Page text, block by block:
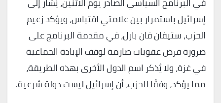
إسرائيل باستمرار بين علامتي اقتباس، ويؤكد زعيم
الحزب، ستيفان فان بارل، في مقدمة البرنامج على
ضرورة فرض عقوبات صارمة لوقف الإبادة الجماعية
في غزة، ولا يُذكر اسم الدول الأخرى بهذه الطريقة،
مما يؤكد، وفقًا للحزب، أن إسرائيل ليست دولة شرعية.